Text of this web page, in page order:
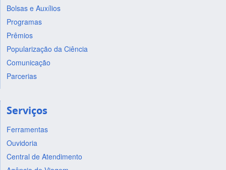
Bolsas e Auxílios
Programas
Prêmios
Popularização da Ciência
Comunicação
Parcerias
Serviços
Ferramentas
Ouvidoria
Central de Atendimento